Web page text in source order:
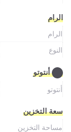
الرام
الرام
النوع
أنتوتو
أنتوتو
سعة التخزين
مساحة التخزين